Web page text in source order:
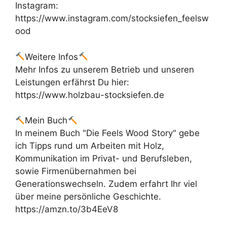
Instagram:
https://www.instagram.com/stocksiefen_feelsw
ood
Weitere Infos
Mehr Infos zu unserem Betrieb und unseren
Leistungen erfährst Du hier:
https://www.holzbau-stocksiefen.de
Mein Buch
In meinem Buch "Die Feels Wood Story" gebe
ich Tipps rund um Arbeiten mit Holz,
Kommunikation im Privat- und Berufsleben,
sowie Firmenübernahmen bei
Generationswechseln. Zudem erfahrt Ihr viel
über meine persönliche Geschichte.
https://amzn.to/3b4EeV8